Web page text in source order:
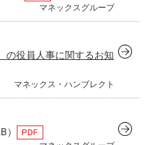
マネックスグループ
の役員人事に関するお知
マネックス・ハンブレクト
）